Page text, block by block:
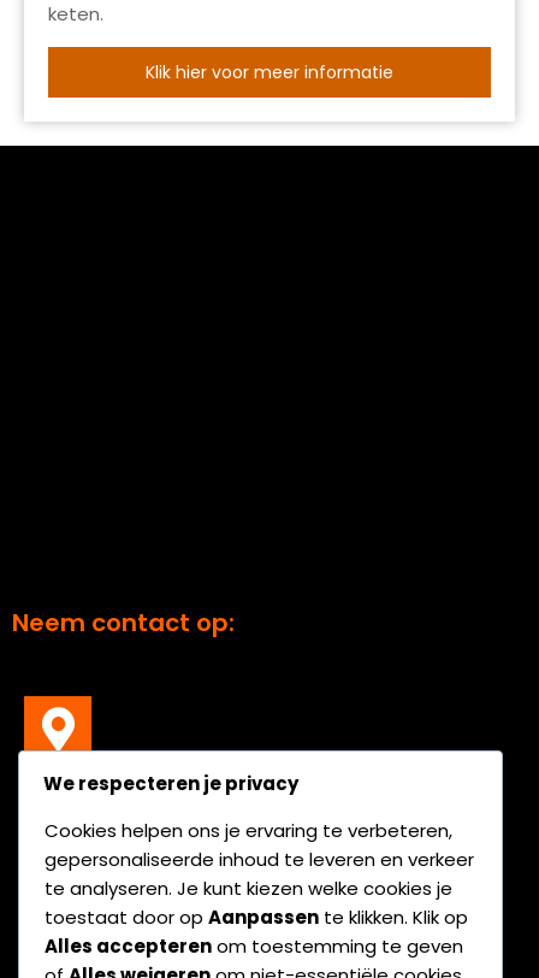
keten.
Klik hier voor meer informatie
Neem contact op:
omputerweg 22, 3542 DR, UTRECHT
Computerweg 22, 3542 DR, UTRECHT
We respecteren je privacy
Cookies helpen ons je ervaring te verbeteren,
gepersonaliseerde inhoud te leveren en verkeer
te analyseren. Je kunt kiezen welke cookies je
toestaat door op Aanpassen te klikken. Klik op
Alles accepterenom toestemming te geven